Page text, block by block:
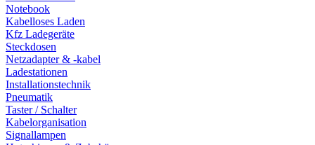
Notebook
Kabelloses Laden
Kfz Ladegeräte
Steckdosen
Netzadapter & -kabel
Ladestationen
Installationstechnik
Pneumatik
Taster / Schalter
Kabelorganisation
Signallampen